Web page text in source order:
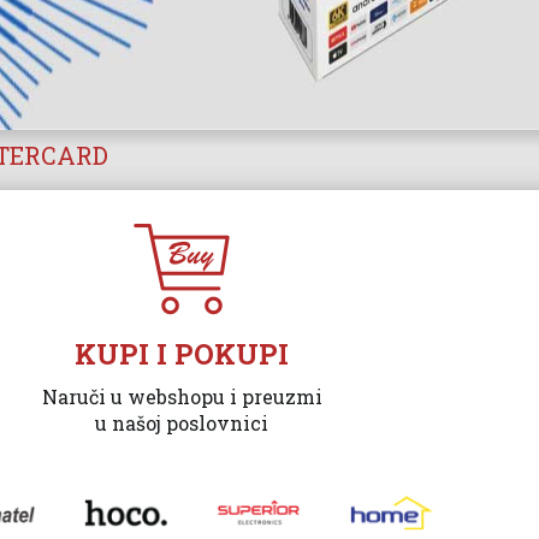
KUPI I POKUPI
Naruči u webshopu i preuzmi
u našoj poslovnici